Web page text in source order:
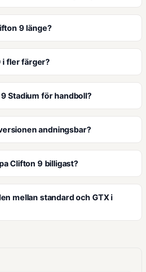
9 länge?
i fler färger?
Stadium för handboll?
andningsbar?
Clifton 9 billigast?
mellan standard och GTX i